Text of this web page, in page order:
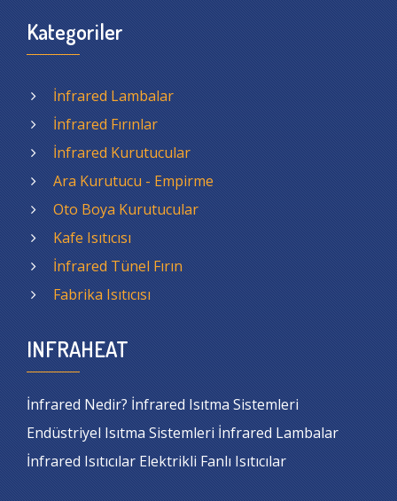
Kategoriler
İnfrared Lambalar
İnfrared Fırınlar
İnfrared Kurutucular
Ara Kurutucu - Empirme
Oto Boya Kurutucular
Kafe Isıtıcısı
İnfrared Tünel Fırın
Fabrika Isıtıcısı
INFRAHEAT
İnfrared Nedir? İnfrared Isıtma Sistemleri
Endüstriyel Isıtma Sistemleri İnfrared Lambalar
İnfrared Isıtıcılar Elektrikli Fanlı Isıtıcılar